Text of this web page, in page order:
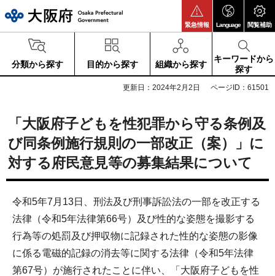
緊急情報 Language 閲覧補助
分類から探す 目的から探す 組織から探す
キーワードから
探す
更新日：2024年2月2日 ページID：61501
「大阪府子どもを性犯罪から守る条例及
び同条例施行規則の一部改正（案）」に
対する府民意見等の募集結果について
令和5年7月13日、刑法及び刑事訴訟法の一部を改正する
法律（令和5年法律第66号）及び性的な姿態を撮影する
行為等の処罰及び押収物に記録された性的な姿態の影像
に係る電磁的記録の消去等に関する法律（令和5年法律
第67号）が施行されたことに伴い、「大阪府子どもを性